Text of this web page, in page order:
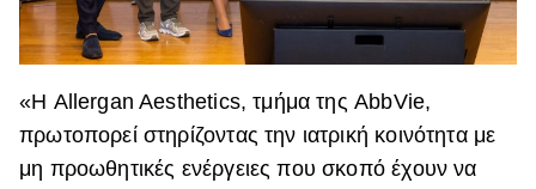
«Η Allergan Aesthetics, τμήμα της AbbVie,
πρωτοπορεί στηρίζοντας την ιατρική κοινότητα με
μη προωθητικές ενέργειες που σκοπό έχουν να